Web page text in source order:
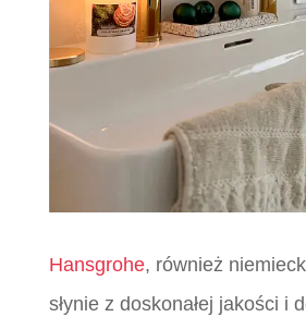
Hansgrohe, również
słynie z doskonałej jakości i